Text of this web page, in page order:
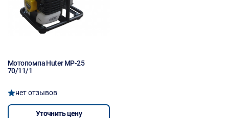
Мотопомпа Huter МР-25
70/11/1
нет отзывов
Уточнить цену